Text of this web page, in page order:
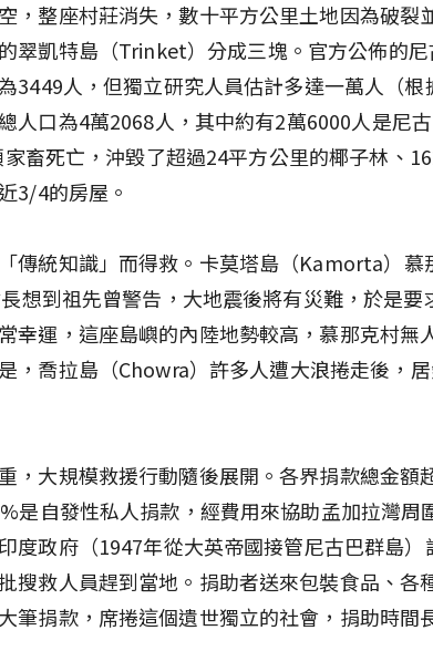
，整座村莊消失，數十平方公里土地因為破裂
翠凱特島（Trinket）分成三塊。官方公佈的
3449人，但獨立研究人員估計多達一萬人（根
人口為4萬2068人，其中約有2萬6000人是尼古
畜死亡，沖毀了超過24平方公里的椰子林、
3/4的房屋。
傳統知識」而得救。卡莫塔島（Kamorta）慕
長想到祖先曾警告，大地震後將有災難，於是要
幸運，這座島嶼的內陸地勢較高，慕那克村無
，喬拉島（Chowra）許多人遭大浪捲走後，
，大規模救援行動隨後展開。各界捐款總金額
是自發性私人捐款，經費用來協助孟加拉灣周
度政府（1947年從大英帝國接管尼古巴群島）
搜救人員趕到當地。捐助者送來包裝食品、各
筆捐款，席捲這個遺世獨立的社會，捐助時間